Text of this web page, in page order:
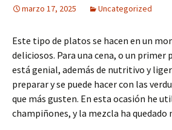
marzo 17, 2025 Uncategorized
Este tipo de platos se hacen en un
deliciosos. Para una cena, o un primer
está genial, además de nutritivo y
preparar y se puede hacer con las
que más gusten. En esta ocasión he
champiñones, y la mezcla ha quedado